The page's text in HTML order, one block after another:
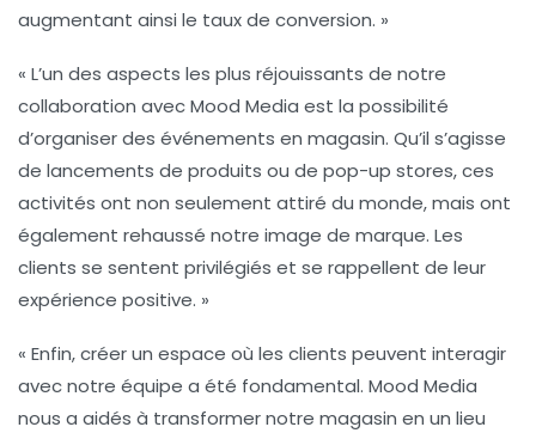
augmentant ainsi le taux de conversion. »
« L’un des aspects les plus réjouissants de notre
collaboration avec Mood Media est la possibilité
d’organiser des événements en magasin. Qu’il s’agisse
de lancements de produits ou de pop-up stores, ces
activités ont non seulement attiré du monde, mais ont
également rehaussé notre image de marque. Les
clients se sentent privilégiés et se rappellent de leur
expérience positive. »
« Enfin, créer un espace où les clients peuvent interagir
avec notre équipe a été fondamental. Mood Media
nous a aidés à transformer notre magasin en un lieu